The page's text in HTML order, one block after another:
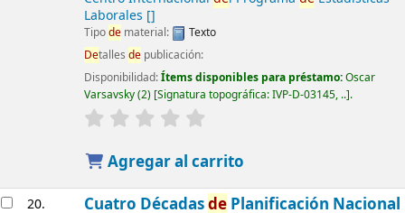
Laborales []
Tipodematerial:
Texto
Detalles depublicación:
Disponibilidad:Ítems disponibles para préstamo:Oscar
Varsavsky(2) Signatura topográfica:IVP-D-03145, .. .
Agregar al carrito
20. Cuatro DécadasdePlanificación Nacional